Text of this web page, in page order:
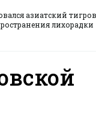
азиатский
лихорадки